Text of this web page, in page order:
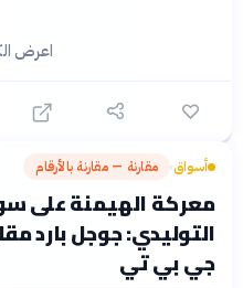
اعرض
أسواق› مقارنة — مقارنة بالأرقام
معركة الهيمنة على
التوليدي: جوجل بارد
جي بي تي